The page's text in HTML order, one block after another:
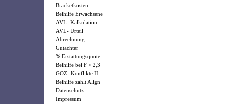
Bracketkosten
Beihilfe Erwachsene
AVL- Kalkulation
AVL- Urteil
Abrechnung
Gutachter
% Erstattungsquote
Beihilfe bei F > 2,3
GOZ- Konflikte II
Beihilfe zahlt Align
Datenschutz
Impressum